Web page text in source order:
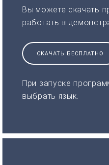
Вы можете скачать
работать в
СКАЧАТЬ БЕСПЛАТНО
При запуске
выбрать язык.